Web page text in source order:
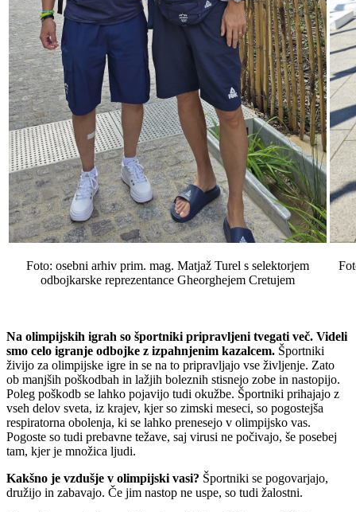
Foto: osebni arhiv prim. mag. Matjaž Turel s selektorjem
odbojkarske reprezentance Gheorghejem Cretujem
Na olimpijskih igrah so športniki pripravljeni tvegati več. Videli
smo celo igranje odbojke z izpahnjenim kazalcem. Športniki
živijo za olimpijske igre in se na to pripravljajo vse življenje. Zato
ob manjših poškodbah in lažjih boleznih stisnejo zobe in nastopijo.
Poleg poškodb se lahko pojavijo tudi okužbe. Športniki prihajajo z
vseh delov sveta, iz krajev, kjer so zimski meseci, so pogostejša
respiratorna obolenja, ki se lahko prenesejo v olimpijsko vas.
Pogoste so tudi prebavne težave, saj virusi ne počivajo, še posebej
tam, kjer je množica ljudi.
Kakšno je vzdušje v olimpijski vasi? Športniki se pogovarjajo,
družijo in zabavajo. Če jim nastop ne uspe, so tudi žalostni.